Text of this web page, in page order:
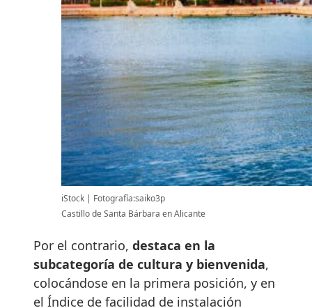
iStock
Fotografía:saiko3p
Castillo de Santa Bárbara en Alicante
Por el contrario, destaca en la
subcategoría de cultura y bienvenida,
colocándose en la primera posición, y en
el Índice de facilidad de instalación